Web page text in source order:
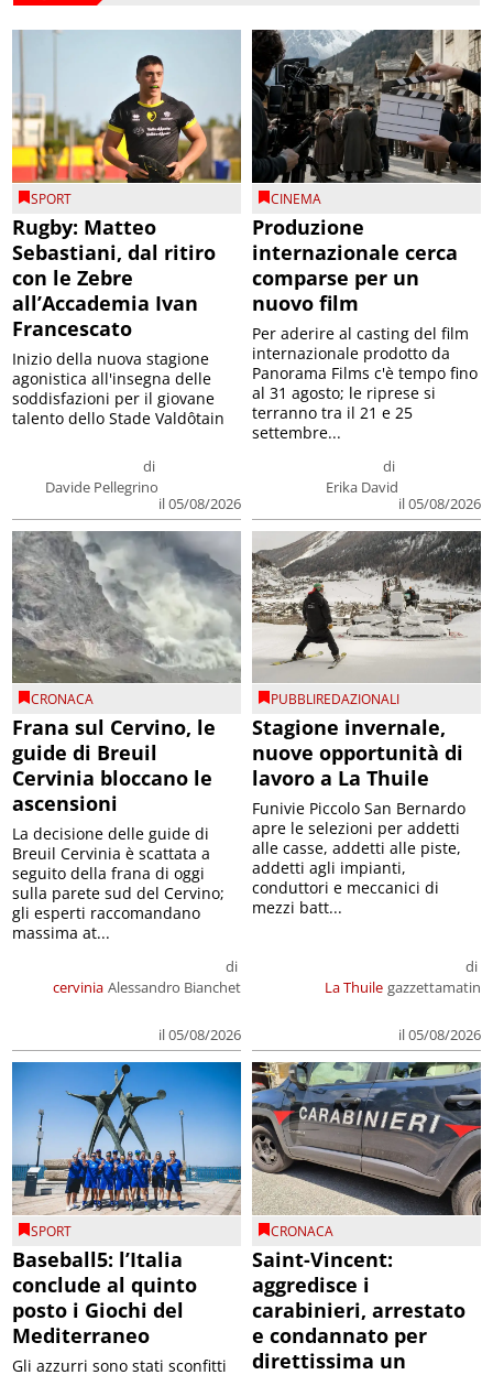
SPORT
Rugby: Matteo
Sebastiani, dal ritiro
con le Zebre
all’Accademia Ivan
Francescato
di
Davide Pellegrino
il 05/08/2026
Inizio della nuova stagione
agonistica all'insegna delle
soddisfazioni per il giovane
talento dello Stade Valdôtain
CINEMA
Produzione
internazionale cerca
comparse per un
nuovo film
di
Erika David
il 05/08/2026
Per aderire al casting del film
internazionale prodotto da
Panorama Films c'è tempo fino
al 31 agosto; le riprese si
terranno tra il 21 e 25
settembre...
CRONACA
Frana sul Cervino, le
guide di Breuil
Cervinia bloccano le
ascensioni
cervinia
di
Alessandro Bianchet
il 05/08/2026
La decisione delle guide di
Breuil Cervinia è scattata a
seguito della frana di oggi
sulla parete sud del Cervino;
gli esperti raccomandano
massima at...
PUBBLIREDAZIONALI
Stagione invernale,
nuove opportunità di
lavoro a La Thuile
La Thuile
di
gazzettamatin
il 05/08/2026
Funivie Piccolo San Bernardo
apre le selezioni per addetti
alle casse, addetti alle piste,
addetti agli impianti,
conduttori e meccanici di
mezzi batt...
SPORT
Baseball5: l’Italia
conclude al quinto
posto i Giochi del
Mediterraneo
Gli azzurri sono stati sconfitti
CRONACA
Saint-Vincent:
aggredisce i
carabinieri, arrestato
e condannato per
direttissima un